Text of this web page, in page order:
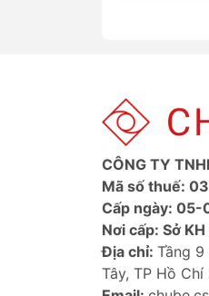
CÔNG TY
Mã số thuế:
Cấp ngày: 05-
Nơi cấp: Sở
Địa chỉ: Tầng 9
Tây, TP Hồ Chí